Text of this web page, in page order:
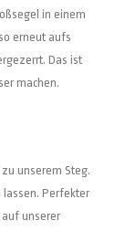
in einem
erneut aufs
Das ist
machen.
unserem Steg.
Perfekter
auf unserer